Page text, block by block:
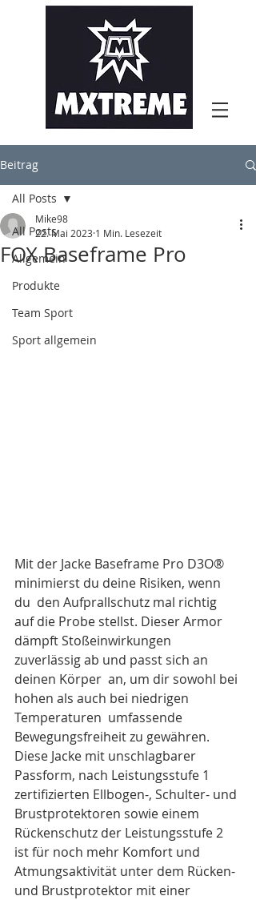
Beitrag
All Posts
Allgemein
Produkte
Team Sport
Sport allgemein
All Posts
FOX Baseframe Pro
Mike98
22. Mai 2023 1 Min. Lesezeit
Mit der Jacke Baseframe Pro D3O®
minimierst du deine Risiken, wenn
du  den Aufprallschutz mal richtig
auf die Probe stellst. Dieser Armor
dämpft Stoßeinwirkungen
zuverlässig ab und passt sich an
deinen Körper  an, um dir sowohl bei
hohen als auch bei niedrigen
Temperaturen  umfassende
Bewegungsfreiheit zu gewähren.
Diese Jacke mit unschlagbarer
Passform, nach Leistungsstufe 1
zertifizierten Ellbogen-, Schulter- und
Brustprotektoren sowie einem
Rückenschutz der Leistungsstufe 2
ist für noch mehr Komfort und
Atmungsaktivität unter dem Rücken-
und Brustprotektor mit einer